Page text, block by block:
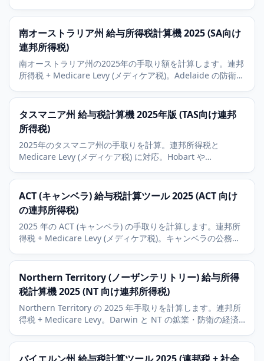
南オーストラリア州 給与所得税計算機 2025 (SA向け
連邦所得税)
南オーストラリア州の2025年の手取り額を計算します。連邦
所得税 + Medicare Levy (メディケア税)。Adelaide の防衛産
タスマニア州 給与税計算機 2025年版 (TAS向け連邦
所得税)
2025年のタスマニア州の手取りを計算。連邦所得税と
Medicare Levy (メディケア税) に対応。Hobart や
産業も解説します。
ACT (キャンベラ) 給与税計算ツール 2025 (ACT 向け
の連邦所得税)
2025 年の ACT (キャンベラ) の手取りを計算します。連邦所
得税 + Medicare Levy (メディケア税)。キャンベラの公務員
Northern Territory (ノーザンテリトリー) 給与所得
税計算機 2025 (NT 向け連邦所得税)
Northern Territory の 2025 年手取りを計算します。連邦所
得税 + Medicare Levy。Darwin と NT の鉱業・防衛の経済